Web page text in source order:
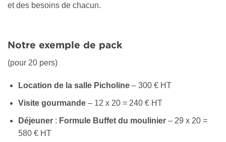
et des besoins de chacun.
Notre exemple de pack
(pour 20 pers)
Location de la salle Picholine– 300 € HT
Visite gourmande– 12 x 20 = 240 € HT
Déjeuner: Formule Buffet du moulinier– 29 x 20 =
580 € HT